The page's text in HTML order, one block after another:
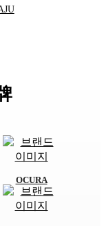
OCURA